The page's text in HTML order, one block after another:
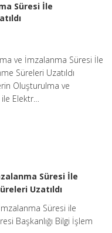
Süresi İle
ve İmzalanma Süresi İle
Süreleri Uzatıldı
Oluşturulma ve
Elektr…
Süresi İle
Uzatıldı
Süresi ile
Başkanlığı Bilgi İşlem